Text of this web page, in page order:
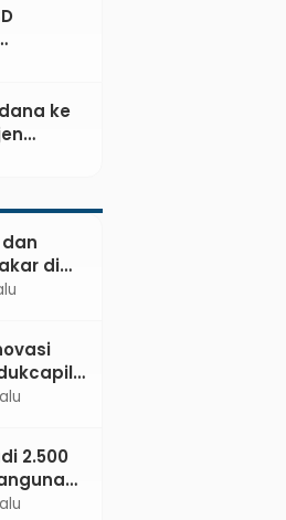
dan
ke
Bupati
dan
di
2.500